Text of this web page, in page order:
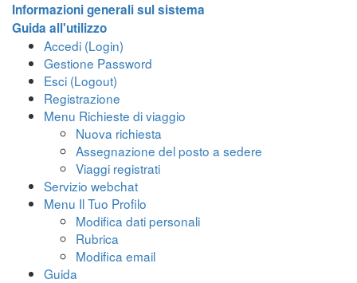
Informazioni generali sul sistema
Guida all'utilizzo
Accedi (Login)
Gestione Password
Esci (Logout)
Registrazione
Menu Richieste di viaggio
Nuova richiesta
Assegnazione del posto a sedere
Viaggi registrati
Servizio webchat
Menu Il Tuo Profilo
Modifica dati personali
Rubrica
Modifica email
Guida